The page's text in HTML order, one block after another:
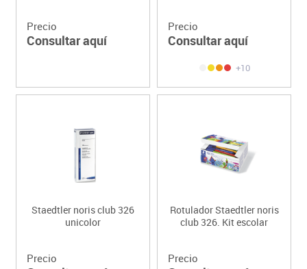
Precio
Consultar aquí
Precio
Consultar aquí
+10
Staedtler noris club 326
unicolor
Precio
Rotulador Staedtler noris
club 326. Kit escolar
Precio